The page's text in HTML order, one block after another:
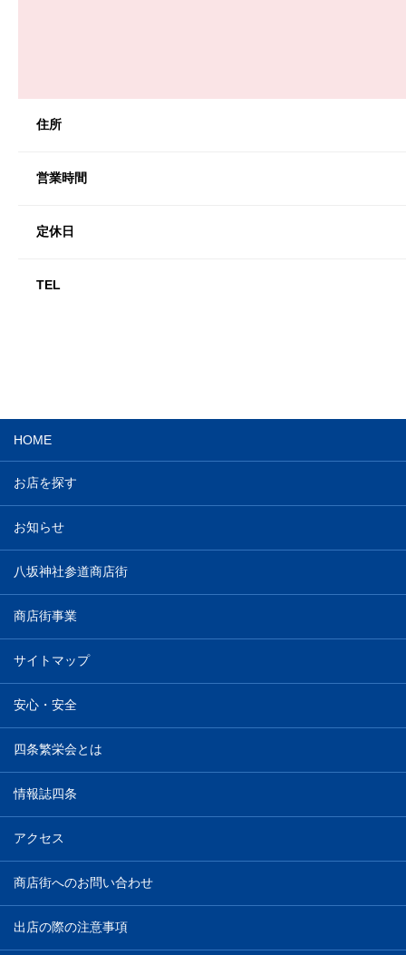
住所
営業時間
定休日
TEL
HOME
お店を探す
お知らせ
八坂神社参道商店街
商店街事業
サイトマップ
安心・安全
四条繁栄会とは
情報誌四条
アクセス
商店街へのお問い合わせ
出店の際の注意事項